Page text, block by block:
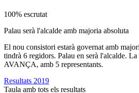
100% escrutat
Palau serà l'alcalde amb majoria absoluta
El nou consistori estarà governat amb
tindrà 6 regidors. Palau en serà l'alcalde. La
AVANÇA, amb 5 representants.
Resultats 2019
Taula amb tots els resultats